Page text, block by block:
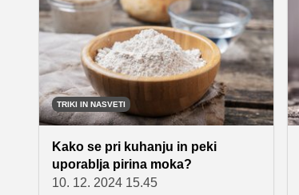
TRIKI IN NASVETI
Kako se pri kuhanju in peki
uporablja pirina moka?
10. 12. 2024 15.45